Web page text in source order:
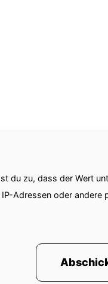
du zu, dass der Wert
Adressen oder